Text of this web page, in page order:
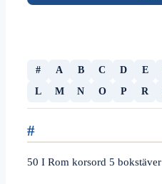
# A B C D E
L
M N O P R
#
50 I Rom korsord 5 bokstäver